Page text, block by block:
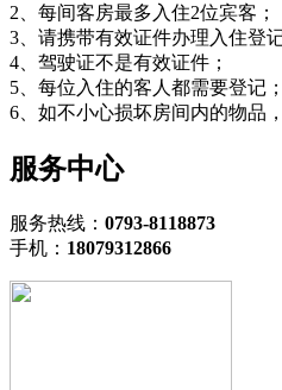
2、每间客房最多入住2位宾客；
3、请携带有效证件办理入住登记
4、驾驶证不是有效证件；
5、每位入住的客人都需要登记；
6、如不小心损坏房间内的物品
服务中心
服务热线： 0793-8118873
手机： 18079312866